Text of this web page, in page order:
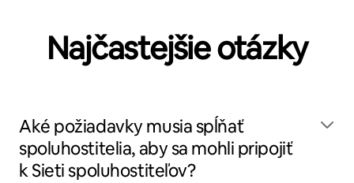
Najčastejšie otázky
Aké požiadavky musia spĺňať
spoluhostitelia, aby sa mohli pripojiť
k Sieti spoluhostiteľov?